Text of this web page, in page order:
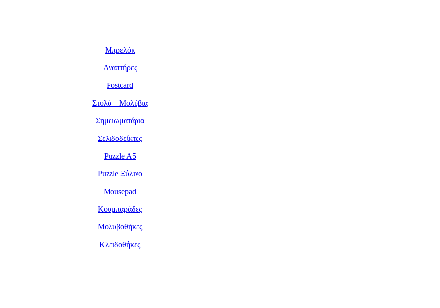
Μπρελόκ
Αναπτήρες
Postcard
Στυλό – Μολύβια
Σημειωματάρια
Σελιδοδείκτες
Puzzle A5
Puzzle Ξύλινο
Mousepad
Κουμπαράδες
Μολυβοθήκες
Κλειδοθήκες